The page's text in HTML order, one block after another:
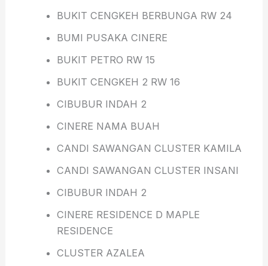
BUKIT CENGKEH BERBUNGA RW 24
BUMI PUSAKA CINERE
BUKIT PETRO RW 15
BUKIT CENGKEH 2 RW 16
CIBUBUR INDAH 2
CINERE NAMA BUAH
CANDI SAWANGAN CLUSTER KAMILA
CANDI SAWANGAN CLUSTER INSANI
CIBUBUR INDAH 2
CINERE RESIDENCE D MAPLE
RESIDENCE
CLUSTER AZALEA